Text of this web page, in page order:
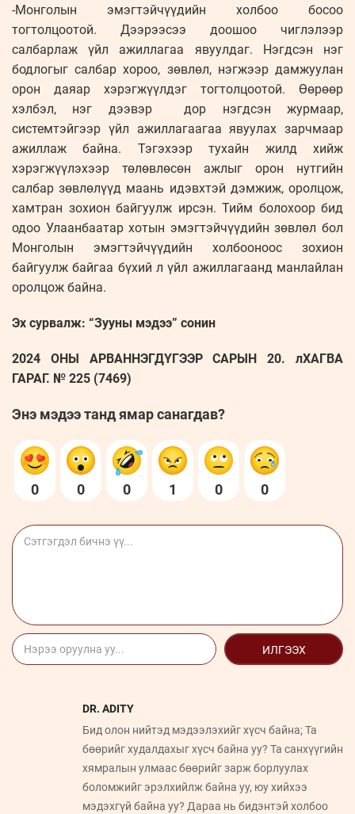
-Монголын эмэгтэйчүүдийн холбоо босоо
тогтолцоотой. Дээрээсээ доошоо чиглэлээр
салбарлаж үйл ажиллагаа явуулдаг. Нэгдсэн нэг
бодлогыг салбар хороо, зөвлөл, нэгжээр дамжуулан
орон даяар хэрэгжүүлдэг тогтолцоотой. Өөрөөр
хэлбэл, нэг дээвэр дор нэгдсэн журмаар,
системтэйгээр үйл ажиллагаагаа явуулах зарчмаар
ажиллаж байна. Тэгэхээр тухайн жилд хийж
хэрэгжүүлэхээр төлөвлөсөн ажлыг орон нутгийн
салбар зөвлөлүүд маань идэвхтэй дэмжиж, оролцож,
хамтран зохион байгуулж ирсэн. Тийм болохоор бид
одоо Улаанбаатар хотын эмэгтэйчүүдийн зөвлөл бол
Монголын эмэгтэйчүүдийн холбооноос зохион
байгуулж байгаа бүхий л үйл ажиллагаанд манлайлан
оролцож байна.
Эх сурвалж: “Зууны мэдээ” сонин
2024 ОНЫ АРВАННЭГДҮГЭЭР САРЫН 20. лХАГВА
ГАРАГ. № 225 (7469)
Энэ мэдээ танд ямар санагдав?
0 0 0 1 0 0
ИЛГЭЭХ
DR. ADITY
Бид олон нийтэд мэдээлэхийг хүсч байна; Та
бөөрийг худалдахыг хүсч байна уу? Та санхүүгийн
хямралын улмаас бөөрийг зарж борлуулах
боломжийг эрэлхийлж байна уу, юу хийхээ
мэдэхгүй байна уу? Дараа нь бидэнтэй холбоо